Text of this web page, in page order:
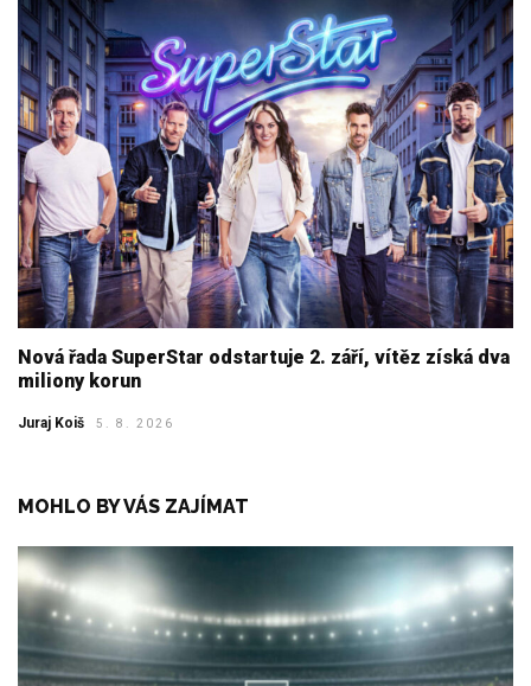
Nová řada SuperStar odstartuje 2. září, vítěz získá dva
miliony korun
Juraj Koiš 5. 8. 2026
MOHLO BY VÁS ZAJÍMAT